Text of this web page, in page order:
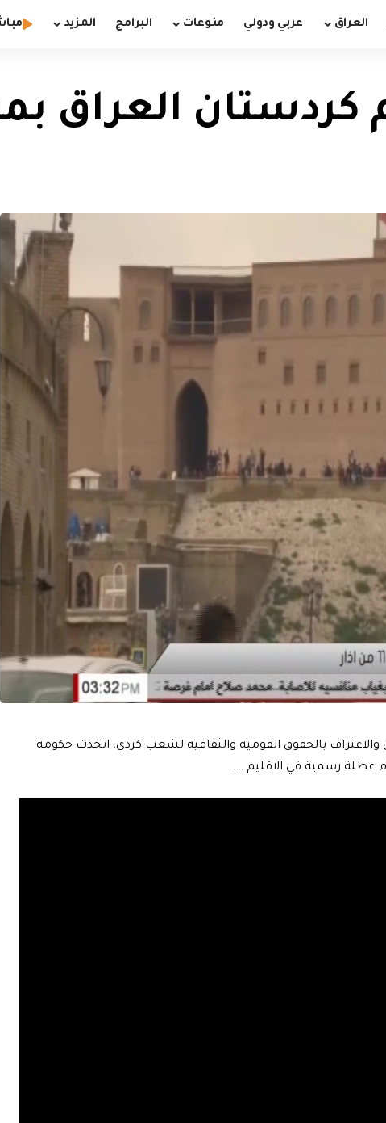
العراق عربي ودولي منوعات البرامج المزيد
العراق بمناسبة
والاعتراف بالحقوق القومية والثقافية لشعب كردي، اتخذت حكومة
عطلة رسمية في الاقليم ….